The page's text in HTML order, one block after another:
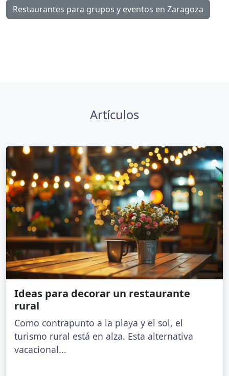
Restaurantes para grupos y eventos en Zaragoza
Artículos
Ideas para decorar un restaurante
rural
Como contrapunto a la playa y el sol, el
turismo rural está en alza. Esta alternativa
vacacional...